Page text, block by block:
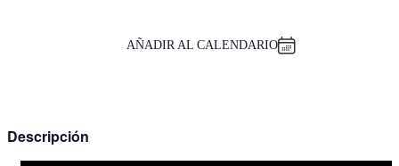
AÑADIR AL CALENDARIO
Descripción